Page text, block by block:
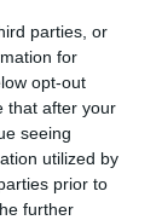
parties, or
for
opt-out
that after your
seeing
utilized by
prior to
further
21:00